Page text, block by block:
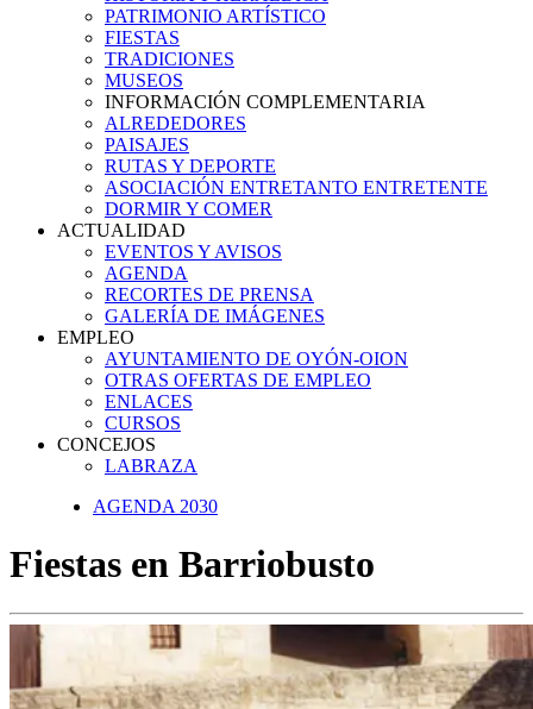
PATRIMONIO ARTÍSTICO
FIESTAS
TRADICIONES
MUSEOS
INFORMACIÓN COMPLEMENTARIA
ALREDEDORES
PAISAJES
RUTAS Y DEPORTE
ASOCIACIÓN ENTRETANTO ENTRETENTE
DORMIR Y COMER
ACTUALIDAD
EVENTOS Y AVISOS
AGENDA
RECORTES DE PRENSA
GALERÍA DE IMÁGENES
EMPLEO
AYUNTAMIENTO DE OYÓN-OION
OTRAS OFERTAS DE EMPLEO
ENLACES
CURSOS
CONCEJOS
LABRAZA
AGENDA 2030
Fiestas en Barriobusto